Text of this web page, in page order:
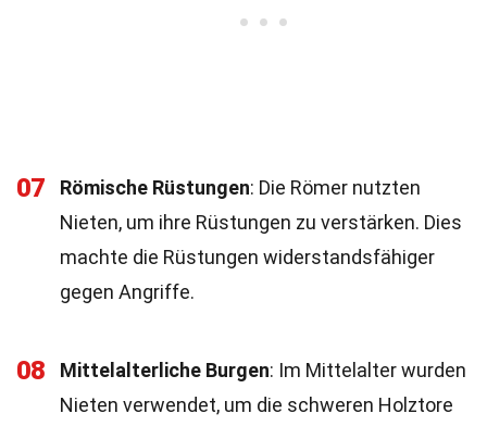
07 Römische Rüstungen: Die Römer nutzten
Nieten, um ihre Rüstungen zu verstärken. Dies
machte die Rüstungen widerstandsfähiger
gegen Angriffe.
08 Mittelalterliche Burgen: Im Mittelalter wurden
Nieten verwendet, um die schweren Holztore